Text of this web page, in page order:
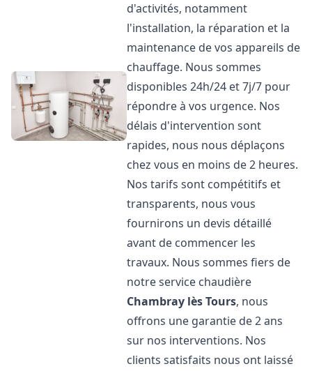
d'activités, notamment
l'installation, la réparation et la
maintenance de vos appareils de
chauffage. Nous sommes
disponibles 24h/24 et 7j/7 pour
répondre à vos urgence. Nos
délais d'intervention sont
rapides, nous nous déplaçons
chez vous en moins de 2 heures.
Nos tarifs sont compétitifs et
transparents, nous vous
fournirons un devis détaillé
avant de commencer les
travaux. Nous sommes fiers de
notre service chaudière
Chambray lès Tours, nous
offrons une garantie de 2 ans
sur nos interventions. Nos
clients satisfaits nous ont laissé